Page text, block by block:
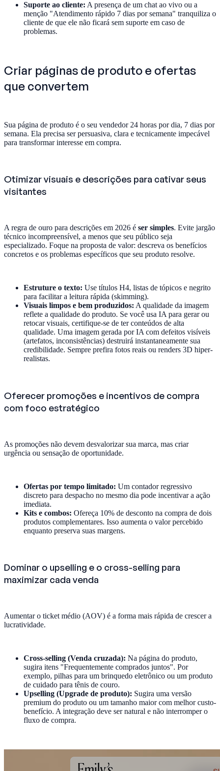
Suporte ao cliente: A presença de um chat ao vivo ou a
menção "Atendimento rápido 7 dias por semana" tranquiliza o
cliente de que ele não ficará sem suporte em caso de
problemas.
Criar páginas de produto e ofertas
que convertem
Sua página de produto é o seu vendedor 24 horas por dia, 7 dias por
semana. Ela precisa ser persuasiva, clara e tecnicamente impecável
para transformar interesse em compra.
Otimizar visuais e descrições para cativar seus
visitantes
A regra de ouro para descrições em 2026 é ser simples. Evite jargão
técnico incompreensível, a menos que seu público seja
especializado. Foque na proposta de valor: descreva os benefícios
concretos e os problemas específicos que seu produto resolve.
Estruture o texto: Use títulos H4, listas de tópicos e negrito
para facilitar a leitura rápida (skimming).
Visuais limpos e bem produzidos: A qualidade da imagem
reflete a qualidade do produto. Se você usa IA para gerar ou
retocar visuais, certifique-se de ter conteúdos de alta
qualidade. Uma imagem gerada por IA com defeitos visíveis
(artefatos, inconsistências) destruirá instantaneamente sua
credibilidade. Sempre prefira fotos reais ou renders 3D hiper-
realistas.
Oferecer promoções e incentivos de compra
com foco estratégico
As promoções não devem desvalorizar sua marca, mas criar
urgência ou sensação de oportunidade.
Ofertas por tempo limitado: Um contador regressivo
discreto para despacho no mesmo dia pode incentivar a ação
imediata.
Kits e combos: Ofereça 10% de desconto na compra de dois
produtos complementares. Isso aumenta o valor percebido
enquanto preserva suas margens.
Dominar o upselling e o cross-selling para
maximizar cada venda
Aumentar o ticket médio (AOV) é a forma mais rápida de crescer a
lucratividade.
Cross-selling (Venda cruzada): Na página do produto,
sugira itens "Frequentemente comprados juntos". Por
exemplo, pilhas para um brinquedo eletrônico ou um produto
de cuidado para tênis de couro.
Upselling (Upgrade de produto): Sugira uma versão
premium do produto ou um tamanho maior com melhor custo-
benefício. A integração deve ser natural e não interromper o
fluxo de compra.